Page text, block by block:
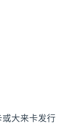
大来卡发行